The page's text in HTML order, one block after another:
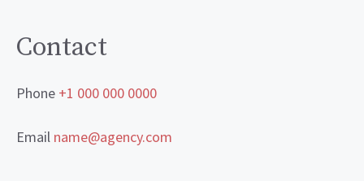
Contact
Phone +1 000 000 0000
Email name@agency.com